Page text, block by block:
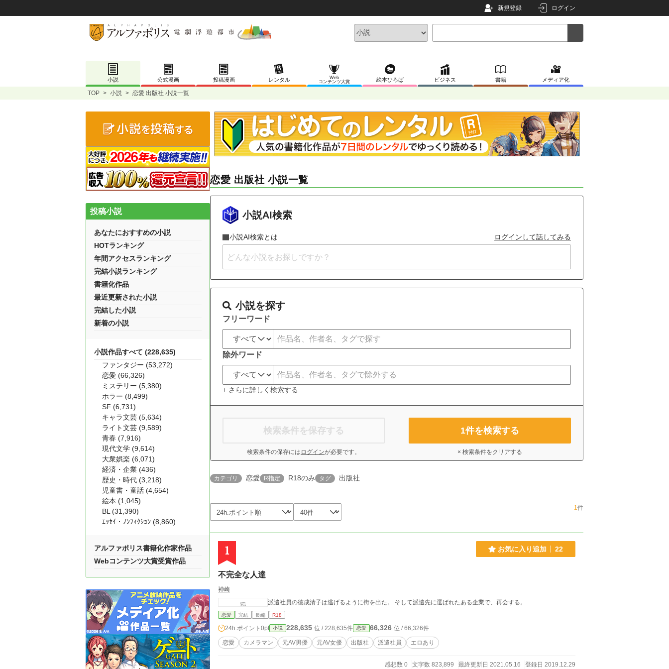
新規登録 ログイン
小説 公式漫画 投稿漫画 レンタル
Web
コンテンツ大賞
絵本ひろば ビジネス 書籍 メディア化
TOP > 小説 > 恋愛 出版社 小説一覧
恋愛 出版社 小説一覧
小説AI検索
小説AI検索とは ログインして話してみる
小説を探す
フリーワード
除外ワード
+ さらに詳しく検索する
検索条件を保存する
検索条件の保存には ログインが必要です。
1件を検索する
× 検索条件をクリアする
カテゴリ 恋愛 R指定 R18のみ タグ 出版社
1件
1 お気に入り追加 22
不完全な人達
神崎
派遣社員の徳成清子は逃げるように街を出た。 そして派遣先に選ばれたある企業で、再会する。
恋愛 完結 長編 R18
24h.ポイント 0pt 小説 228,635 位 / 228,635件 恋愛 66,326 位 / 66,326件
恋愛 カメラマン 元AV男優 元AV女優 出版社 派遣社員 エロあり
感想数 0 文字数 823,899 最終更新日 2021.05.16 登録日 2019.12.29
投稿小説
あなたにおすすめの小説
HOTランキング
年間アクセスランキング
完結小説ランキング
書籍化作品
最近更新された小説
完結した小説
新着の小説
小説作品すべて (228,635)
ファンタジー (53,272)
恋愛 (66,326)
ミステリー (5,380)
ホラー (8,499)
SF (6,731)
キャラ文芸 (5,634)
ライト文芸 (9,589)
青春 (7,916)
現代文学 (9,614)
大衆娯楽 (6,071)
経済・企業 (436)
歴史・時代 (3,218)
児童書・童話 (4,654)
絵本 (1,045)
BL (31,390)
ｴｯｾｲ・ﾉﾝﾌｨｸｼｮﾝ (8,860)
アルファポリス書籍化作家作品
Webコンテンツ大賞受賞作品